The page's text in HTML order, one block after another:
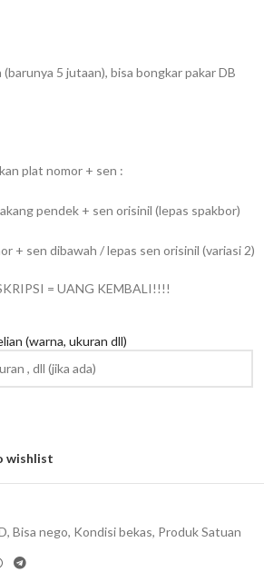
5 jutaan), bisa bongkar pakar DB
plat nomor + sen :
pendek + sen orisinil (lepas spakbor)
+ sen dibawah / lepas sen orisinil (variasi 2)
= UANG KEMBALI!!!!
(warna, ukuran dll)
wishlist
, Bisa nego, Kondisi bekas, Produk Satuan